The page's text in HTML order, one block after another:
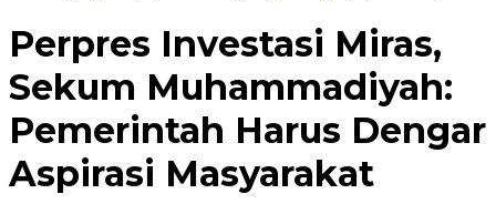
Perpres Investasi Miras,
Sekum Muhammadiyah:
Pemerintah Harus Dengar
Aspirasi Masyarakat